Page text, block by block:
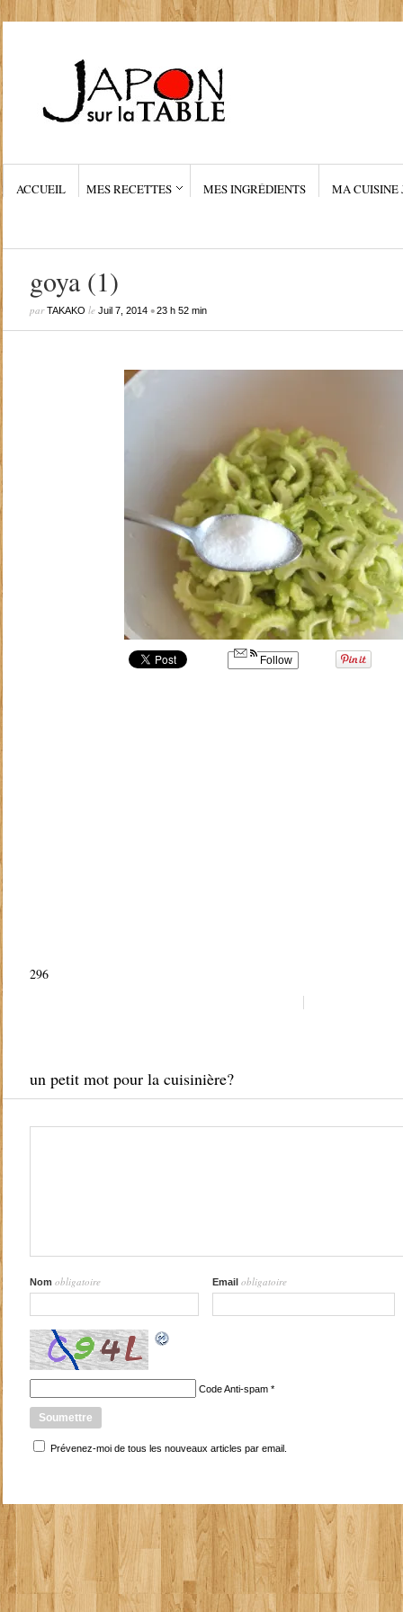
ACCUEIL MES RECETTES MES INGRÉDIENTS MA CUISINE
goya (1)
parTAKAKO le Juil 7, 2014•23 h 52 min
Follow
296
un petit mot pour la cuisinière?
Nom obligatoire Email obligatoire
Code Anti-spam*
Prévenez-moi de tous les nouveaux articles par email.